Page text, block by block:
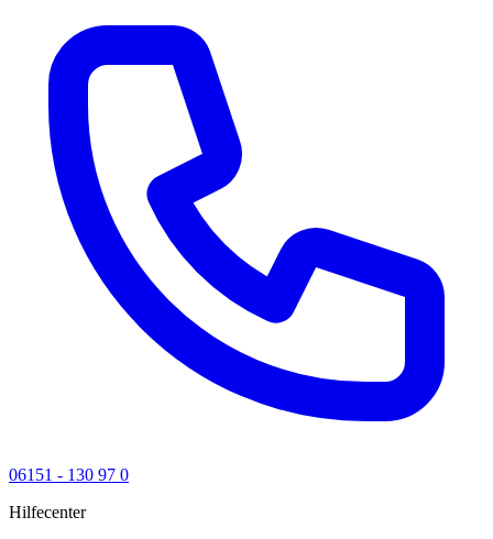
06151 - 130 97 0
Hilfecenter